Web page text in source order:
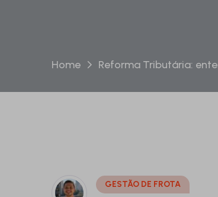
Home Reforma Tributária:
GESTÃO DE FROTA